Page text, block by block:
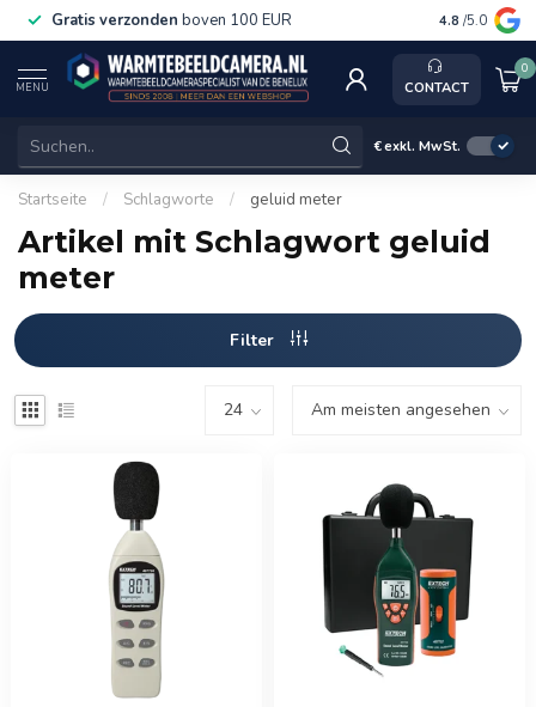
Gratis verzonden boven 100 EUR Service,
4.8 /5.0
MENU CONTACT
0
€exkl. MwSt.
Startseite / Schlagworte / geluid meter
Artikel mit Schlagwort geluid
meter
Filter